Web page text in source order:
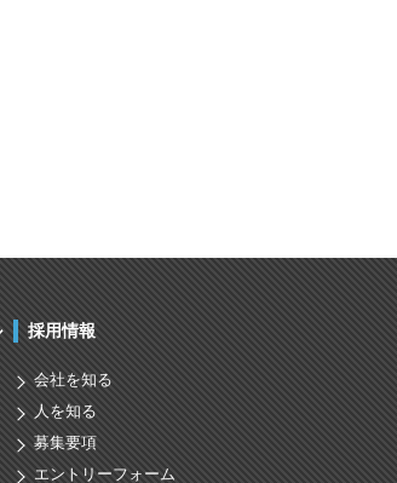
採用情報
会社を知る
人を知る
募集要項
エントリーフォーム